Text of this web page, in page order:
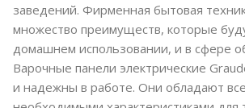
заведений. Фирменная бытовая
множество преимуществ, которые
домашнем использовании, и в сфере
Варочные панели электрические
и надежны в работе. Они обладают